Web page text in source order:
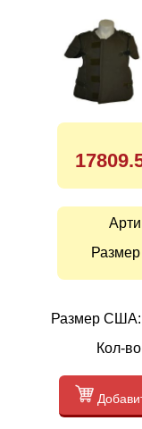
Размер США:
Кол-